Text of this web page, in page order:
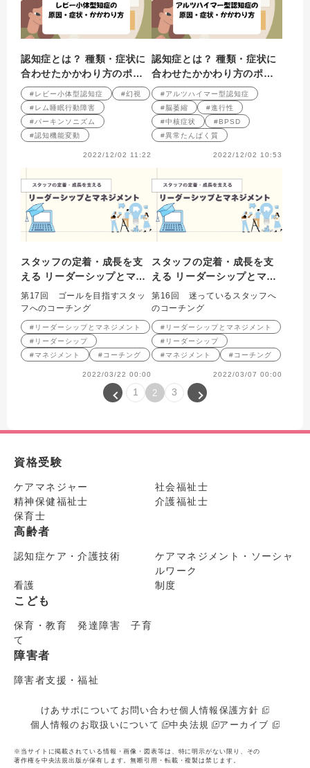
認知症とは？ 種類・症状に
合わせたかかわり方のポイ
ント 第3回
#レビー小体型認知症
#幻視
#レム睡眠行動障害
#パーキンソニズム
#認知機能変動
2022/12/02 11:22
認知症とは？ 種類・症状に
合わせたかかわり方のポイ
ント 第2回
#アルツハイマー型認知症
#脳萎縮
#進行性
#中核症状
#BPSD
#異常たんぱく質
2022/12/02 10:53
スタッフの定着・成長を支
える リーダーシップとマネ
ジメント 第17回
第17回 ゴールを目指すスタッ
フへのコーチング
#リーダーシップとマネジメント
#リーダーシップ
#マネジメント
#コーチング
2022/03/22 00:00
スタッフの定着・成長を支
える リーダーシップとマネ
ジメント 第16回
第16回 迷っているスタッフへ
のコーチング
#リーダーシップとマネジメント
#リーダーシップ
#マネジメント
#コーチング
2022/03/07 00:00
1 2 3
資格受験
ケアマネジャー
社会福祉士
精神保健福祉士
介護福祉士
保育士
高齢者
認知症ケア・介護技術
ケアマネジメント・ソーシャ
ルワーク
看護
制度
こども
保育・教育 発達障害 子育
て
障害者
障害者支援・福祉
けあサポについて お問い合わせ個人情報保護方針
個人情報のお取扱いについて
中央法規 アーカイブ
※当サイトに掲載されている情報・画像・図表等は、特に明示がない限り、その
著作権を中央法規出版が保有します。無断引用・転載・複製は禁じます。